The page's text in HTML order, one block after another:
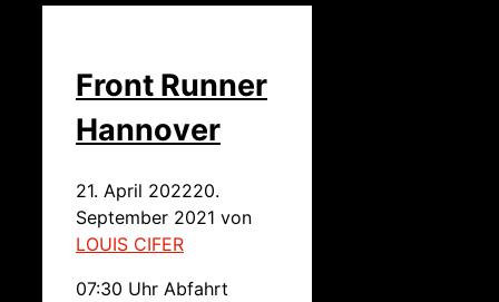
Front Runner
Hannover
21. April 202220.
September 2021 von
LOUIS CIFER
07:30 Uhr Abfahrt